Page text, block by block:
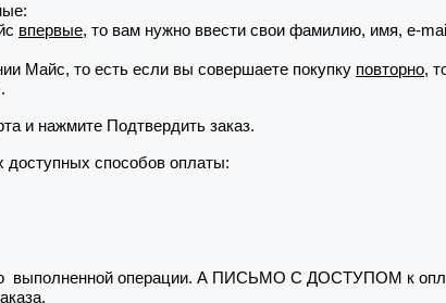
впервые, то вам нужно ввести свои фамилию, имя, e-
Майс, то есть если вы совершаете покупку повторно,
и нажмите Подтвердить заказ.
доступных способов оплаты:
выполненной операции. А ПИСЬМО С ДОСТУПОМ к